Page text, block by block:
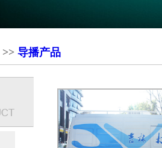
>> 导播产品